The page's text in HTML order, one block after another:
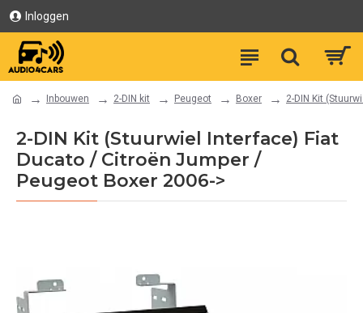
Inloggen
Inbouwen 2-DIN kit Peugeot Boxer 2-DIN Kit
2-DIN Kit (Stuurwiel Interface) Fiat
Ducato / Citroën Jumper /
Peugeot Boxer 2006->